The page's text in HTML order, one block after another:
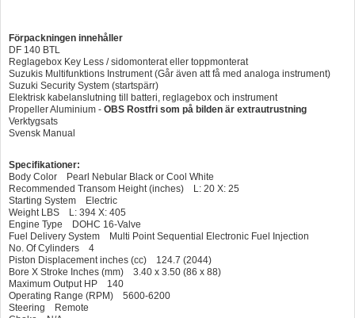
Förpackningen innehåller
DF 140 BTL
Reglagebox Key Less / sidomonterat eller toppmonterat
Suzukis Multifunktions Instrument (Går även att få med analoga instrument)
Suzuki Security System (startspärr)
Elektrisk kabelanslutning till batteri, reglagebox och instrument
Propeller Aluminium - OBS Rostfri som på bilden är extrautrustning
Verktygsats
Svensk Manual
Specifikationer:
Body Color Pearl Nebular Black or Cool White
Recommended Transom Height (inches) L: 20 X: 25
Starting System Electric
Weight LBS L: 394 X: 405
Engine Type DOHC 16-Valve
Fuel Delivery System Multi Point Sequential Electronic Fuel Injection
No. Of Cylinders 4
Piston Displacement inches (cc) 124.7 (2044)
Bore X Stroke Inches (mm) 3.40 x 3.50 (86 x 88)
Maximum Output HP 140
Operating Range (RPM) 5600-6200
Steering Remote